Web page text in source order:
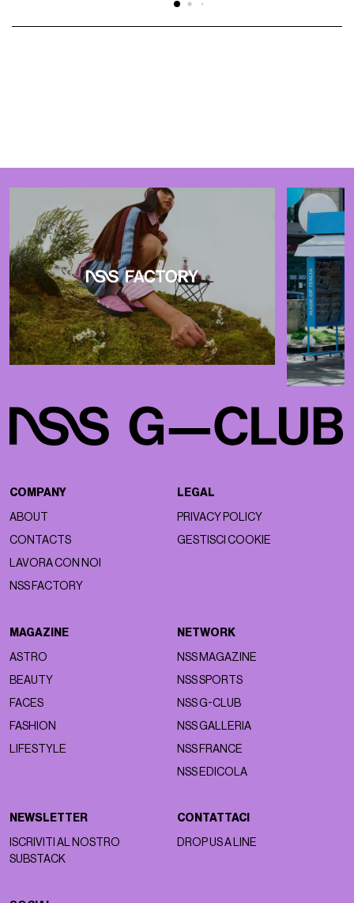
COMPANY
ABOUT
CONTACTS
LAVORA CON NOI
NSS FACTORY
LEGAL
PRIVACY POLICY
GESTISCI COOKIE
MAGAZINE
ASTRO
BEAUTY
FACES
FASHION
LIFESTYLE
NETWORK
NSS MAGAZINE
NSS SPORTS
NSS G-CLUB
NSS GALLERIA
NSS FRANCE
NSS EDICOLA
NEWSLETTER
ISCRIVITI AL NOSTRO
SUBSTACK
CONTATTACI
DROP US A LINE